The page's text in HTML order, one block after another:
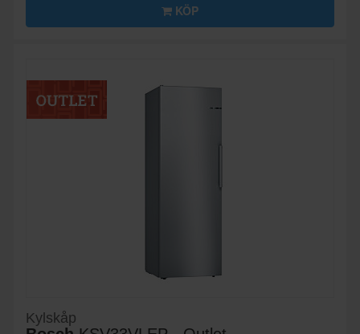
KÖP
Kylskåp